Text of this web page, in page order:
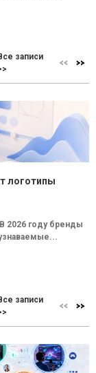
записи
логотипы
2026 году бренды
записи